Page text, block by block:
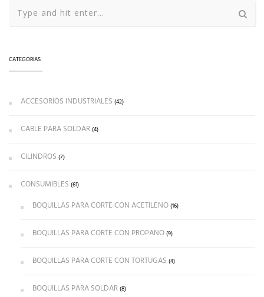
CATEGORIAS
ACCESORIOS INDUSTRIALES (42)
CABLE PARA SOLDAR(4)
CILINDROS (7)
CONSUMIBLES (61)
BOQUILLAS PARA CORTE CON ACETILENO(16)
BOQUILLAS PARA CORTE CON PROPANO(9)
BOQUILLAS PARA CORTE CON TORTUGAS (4)
BOQUILLAS PARA SOLDAR(8)